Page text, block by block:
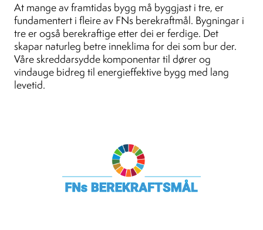
At mange av framtidas bygg må byggjast i tre, er
fundamentert i fleire av FNs berekraftmål. Bygningar i
tre er også berekraftige etter dei er ferdige. Det
skapar naturleg betre inneklima for dei som bur der.
Våre skreddarsydde komponentar til dører og
vindauge bidreg til energieffektive bygg med lang
levetid.